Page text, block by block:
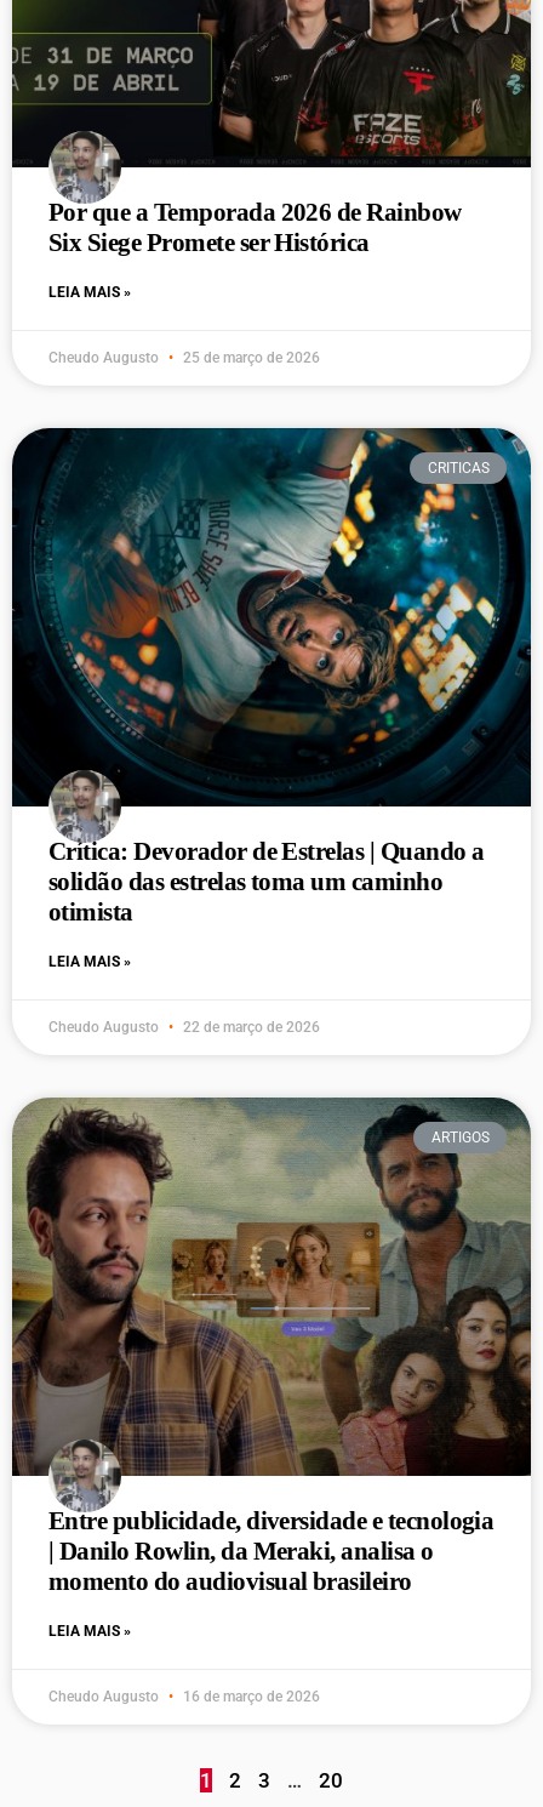
Por que a Temporada 2026 de Rainbow
Six Siege Promete ser Histórica
LEIA MAIS »
Cheudo Augusto 25 de março de 2026
CRITICAS
Crítica: Devorador de Estrelas | Quando a
solidão das estrelas toma um caminho
otimista
LEIA MAIS »
Cheudo Augusto 22 de março de 2026
ARTIGOS
Entre publicidade, diversidade e tecnologia
| Danilo Rowlin, da Meraki, analisa o
momento do audiovisual brasileiro
LEIA MAIS »
Cheudo Augusto 16 de março de 2026
1 2 3 … 20